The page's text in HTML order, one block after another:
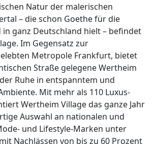
Natur der malerischen
– die schon Goethe für die
in ganz Deutschland hielt – befindet
Im Gegensatz zur
Metropole Frankfurt, bietet
Straße gelegene Wertheim
Ruhe in entspanntem und
Mit mehr als 110 Luxus-
Wertheim Village das ganze Jahr
Auswahl an nationalen und
und Lifestyle-Marken unter
Nachlässen von bis zu 60 Prozent